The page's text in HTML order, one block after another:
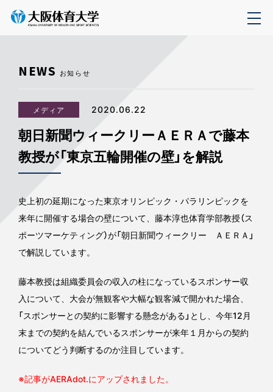
NEWS お知らせ
メディア 2020.06.22
朝日新聞ウィークリーＡＥＲＡで藤本
教授が「東京五輪開催の壁」を解説
史上初の延期になった東京オリンピック・パラリンピックを
来年に開催する場合の壁について、藤本淳也体育学部教授（ス
ポーツマーケティング）が「朝日新聞ウィークリー ＡＥＲＡ」
で解説しています。
藤本教授は組織委員会の収入の柱になっているスポンサー収
入について、大会が無観客や大幅な観客減で開かれた場合、
「スポンサーとの契約に影響する懸念がある」とし、今年12月
末までの契約を結んでいるスポンサーが来年１月からの契約
についてどう判断するのか注目しています。
※記事がAERAdot.にアップされました。